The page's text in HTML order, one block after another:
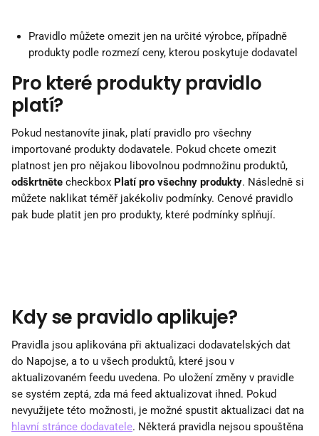
Pravidlo můžete omezit jen na určité výrobce, případně
produkty podle rozmezí ceny, kterou poskytuje dodavatel
Pro které produkty pravidlo
platí?
Pokud nestanovíte jinak, platí pravidlo pro všechny
importované produkty dodavatele. Pokud chcete omezit
platnost jen pro nějakou libovolnou podmnožinu produktů,
odškrtněte checkbox Platí pro všechny produkty. Následně si
můžete naklikat téměř jakékoliv podmínky. Cenové pravidlo
pak bude platit jen pro produkty, které podmínky splňují.
Kdy se pravidlo aplikuje?
Pravidla jsou aplikována při aktualizaci dodavatelských dat
do Napojse, a to u všech produktů, které jsou v
aktualizovaném feedu uvedena. Po uložení změny v pravidle
se systém zeptá, zda má feed aktualizovat ihned. Pokud
nevyužijete této možnosti, je možné spustit aktualizaci dat na
hlavní stránce dodavatele. Některá pravidla nejsou spouštěna